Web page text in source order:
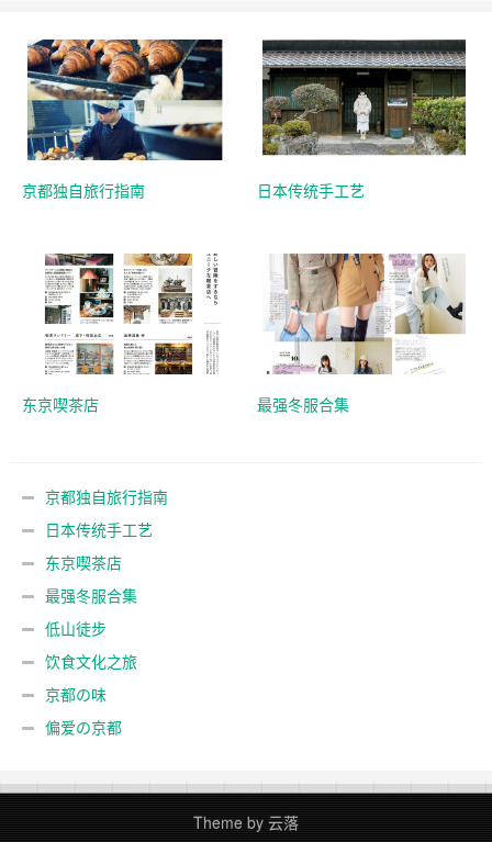
京都独自旅行指南 日本传统手工艺
东京喫茶店 最强冬服合集
京都独自旅行指南
日本传统手工艺
东京喫茶店
最强冬服合集
低山徒步
饮食文化之旅
京都の味
偏爱の京都
Theme by 云落